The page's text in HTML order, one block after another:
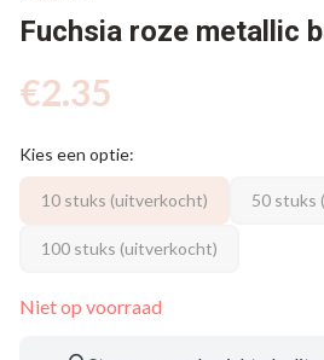
Fuchsia roze metallic
€2.35
Kies een optie:
10 stuks (uitverkocht) 50 stuks
100 stuks (uitverkocht)
Niet op voorraad